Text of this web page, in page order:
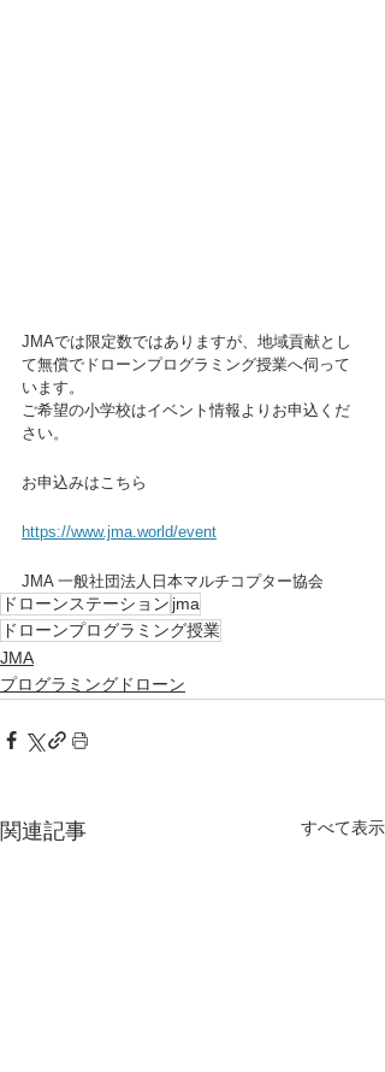
JMAでは限定数ではありますが、地域貢献とし
て無償でドローンプログラミング授業へ伺って
います。
ご希望の小学校はイベント情報よりお申込くだ
さい。
お申込みはこちら
https://www.jma.world/event
JMA 一般社団法人日本マルチコプター協会
ドローンステーション jma
ドローンプログラミング授業
JMA
プログラミングドローン
関連記事 すべて表示